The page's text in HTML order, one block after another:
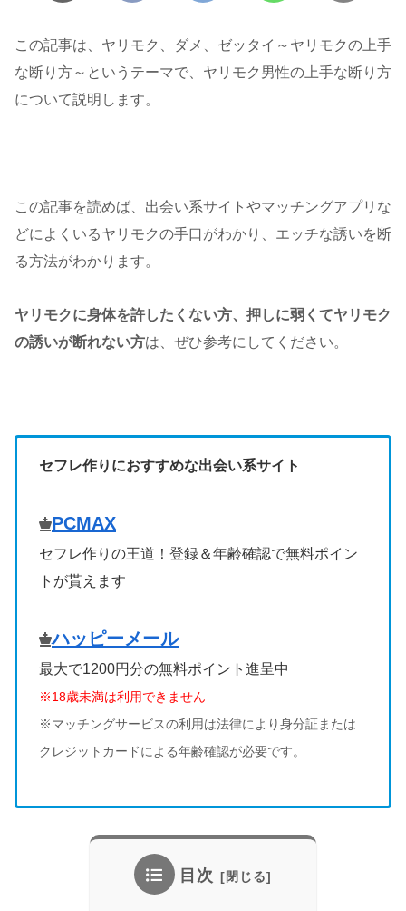
この記事は、ヤリモク、ダメ、ゼッタイ～ヤリモクの上手
な断り方～というテーマで、ヤリモク男性の上手な断り方
について説明します。
この記事を読めば、出会い系サイトやマッチングアプリな
どによくいるヤリモクの手口がわかり、エッチな誘いを断
る方法がわかります。
ヤリモクに身体を許したくない方、押しに弱くてヤリモク
の誘いが断れない方は、ぜひ参考にしてください。
セフレ作りにおすすめな出会い系サイト
PCMAX
セフレ作りの王道！登録＆年齢確認で無料ポイン
トが貰えます
ハッピーメール
最大で1200円分の無料ポイント進呈中
※18歳未満は利用できません
※マッチングサービスの利用は法律により身分証または
クレジットカードによる年齢確認が必要です。
目次